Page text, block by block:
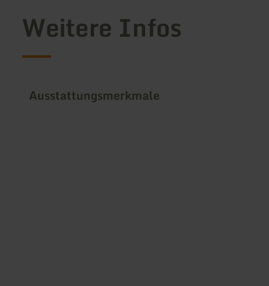
Weitere Infos
Ausstattungsmerkmale